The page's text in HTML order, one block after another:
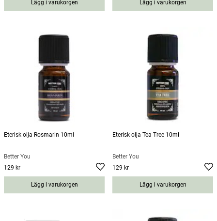
Lägg i varukorgen Lägg i varukorgen
Eterisk olja Rosmarin 10ml
Better You
Pris:
129 kr
Lägg i varukorgen
Eterisk olja Tea Tree 10ml
Better You
Pris:
129 kr
Lägg i varukorgen